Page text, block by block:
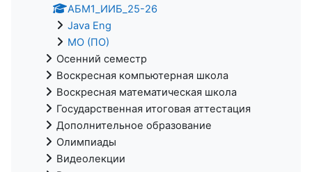
АБМ1_ИИБ_25-26
Java Eng
МО (ПО)
Осенний семестр
Воскресная компьютерная школа
Воскресная математическая школа
Государственная итоговая аттестация
Дополнительное образование
Олимпиады
Видеолекции